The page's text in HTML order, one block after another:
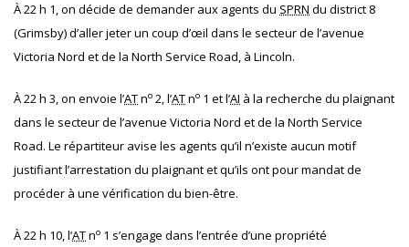
À 22 h 1, on décide de demander aux agents du SPRN du district 8
(Grimsby) d’aller jeter un coup d’œil dans le secteur de l’avenue
Victoria Nord et de la North Service Road, à Lincoln.
À 22 h 3, on envoie l’ATno 2, l’ATno 1 et l’AI à la recherche du plaignant
dans le secteur de l’avenue Victoria Nord et de la North Service
Road. Le répartiteur avise les agents qu’il n’existe aucun motif
justifiant l’arrestation du plaignant et qu’ils ont pour mandat de
procéder à une vérification du bien-être.
À 22 h 10, l’ATno 1 s’engage dans l’entrée d’une propriété